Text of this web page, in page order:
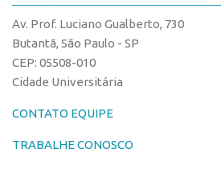
Bolsa Startup USP
Prêmio USP de Empreendedorismo
Entidades
Pesquisa
EMBRAPIIs
CEPIDs
Av. Prof. Luciano Gualberto, 730
Butantã, São Paulo - SP
CEP: 05508-010
Cidade Universitária
CONTATO EQUIPE
TRABALHE CONOSCO